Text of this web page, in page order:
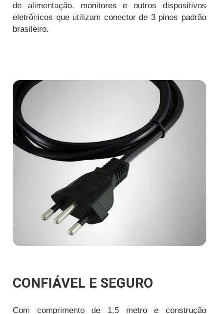
de alimentação, monitores e outros dispositivos
eletrônicos que utilizam conector de 3 pinos padrão
brasileiro.
CONFIÁVEL E SEGURO
Com comprimento de 1,5 metro e construção